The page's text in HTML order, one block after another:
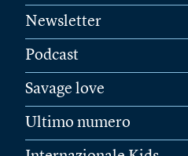
Newsletter
Podcast
Savage love
Ultimo numero